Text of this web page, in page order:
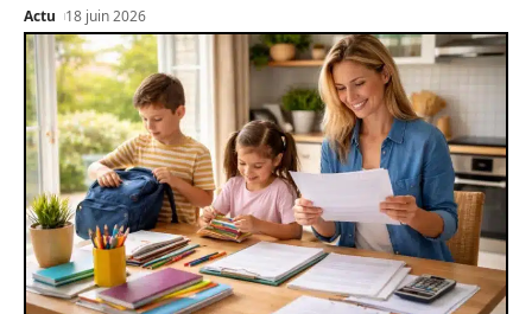
Actu 18 juin 2026